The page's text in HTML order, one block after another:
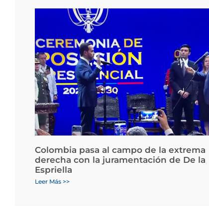
Colombia pasa al campo de la extrema
derecha con la juramentación de De la
Espriella
Leer Más >>